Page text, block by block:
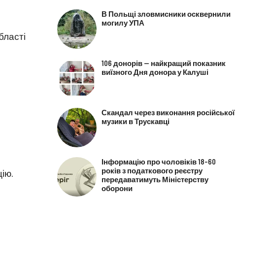
В Польщі зловмисники осквернили
могилу УПА
106 донорів — найкращий показник
виїзного Дня донора у Калуші
Скандал через виконання російської
музики в Трускавці
Інформацію про чоловіків 18–60
років з податкового реєстру
передаватимуть Міністерству
оборони